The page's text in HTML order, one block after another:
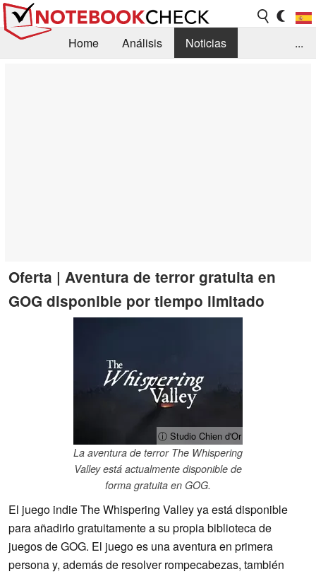
Home Análisis
Noticias
...
Oferta | Aventura de terror gratuita en
GOG disponible por tiempo limitado
ⓘ Studio Chien d'Or
La aventura de terror The Whispering
Valley está actualmente disponible de
forma gratuita en GOG.
El juego indie The Whispering Valley ya está disponible
para añadirlo gratuitamente a su propia biblioteca de
juegos de GOG. El juego es una aventura en primera
persona y, además de resolver rompecabezas, también